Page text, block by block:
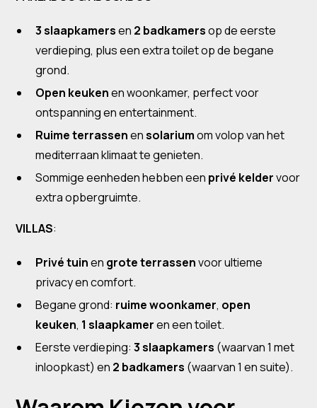
3 slaapkamersen 2 badkamersop de eerste
verdieping, plus een extra toilet op de begane
grond.
Open keukenen woonkamer, perfect voor
ontspanning en entertainment.
Ruime terrassenensolariumom volop van het
mediterraan klimaat te genieten.
Sommige eenheden hebben een privé keldervoor
extra opbergruimte.
VILLAS:
Privé tuinen grote terrassenvoor ultieme
privacy en comfort.
Begane grond: ruime woonkamer, open
keuken, 1 slaapkameren een toilet.
Eerste verdieping:3 slaapkamers (waarvan 1 met
inloopkast) en 2 badkamers (waarvan 1 en suite).